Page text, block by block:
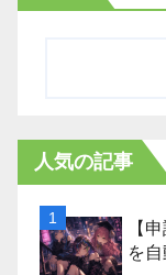
人気の記事
【
を